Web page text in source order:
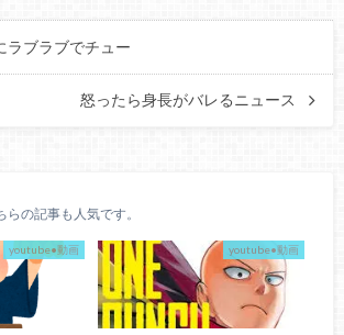
ラブラブでチュー
怒ったら身長がバレるニュース
らの記事も人気です。
youtube•動画 youtube•動画